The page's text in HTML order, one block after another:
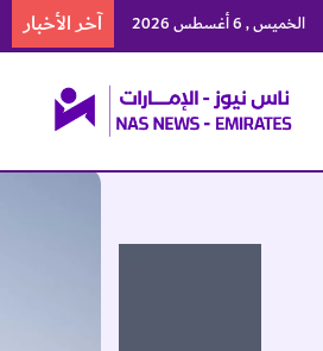
الخميس , 6 أغسطس 2026 آخر الأخبار